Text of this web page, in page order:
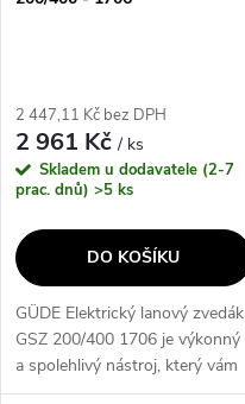
2 447,11 Kč bez DPH
2 961 Kč/ ks
Skladem u dodavatele (2-7
prac. dnů) >5 ks
DO KOŠÍKU
GÜDE Elektrický lanový zvedák
GSZ 200/400 1706 je výkonný
a spolehlivý nástroj, který vám
umožní snadno a bezpečně